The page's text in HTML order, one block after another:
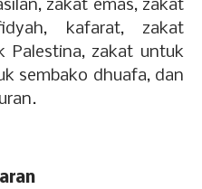
zakat e­­mas, zakat
kafarat, zakat
Palestina, zakat untuk
sembako dhuafa, dan